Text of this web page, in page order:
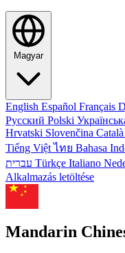
Magyar
English Español Français
Русский Polski
Hrvatski Slovenčina Català
Tiếng Việtไทย Bahasa
Türkçe Italiano
Alkalmazás letöltése
Mandarin